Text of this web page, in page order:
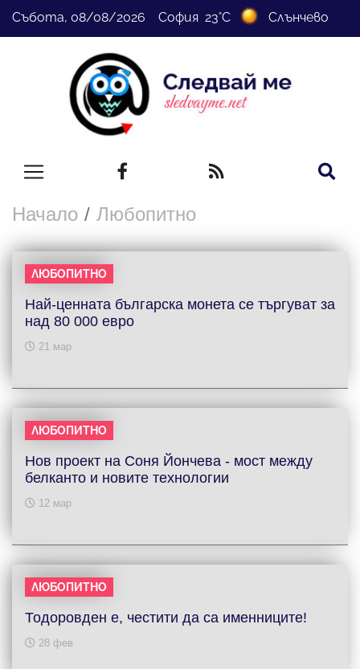
Събота, 08/08/2026 София 23°C Слънчево
Начало Любопитно
ЛЮБОПИТНО
Най-ценната българска монета се търгуват за
над 80 000 евро
21 мар
ЛЮБОПИТНО
Нов проект на Соня Йончева - мост между
белканто и новите технологии
12 мар
ЛЮБОПИТНО
Тодоровден е, честити да са именниците!
28 фев